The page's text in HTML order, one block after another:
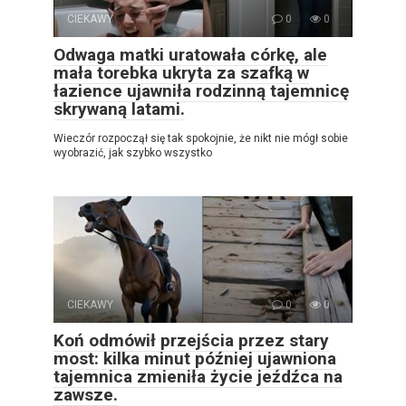
CIEKAWY 0 0
Odwaga matki uratowała córkę, ale
mała torebka ukryta za szafką w
łazience ujawniła rodzinną tajemnicę
skrywaną latami.
Wieczór rozpoczął się tak spokojnie, że nikt nie mógł sobie
wyobrazić, jak szybko wszystko
CIEKAWY 0 0
Koń odmówił przejścia przez stary
most: kilka minut później ujawniona
tajemnica zmieniła życie jeźdźca na
zawsze.